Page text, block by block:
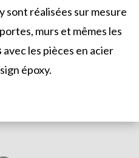
sont réalisées sur mesure
murs et mêmes les
avec les pièces en acier
époxy.